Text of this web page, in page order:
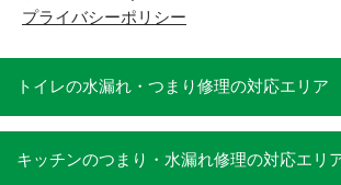
プライバシーポリシー
トイレの水漏れ・つまり修理の対応エリア
キッチンのつまり・水漏れ修理の対応エリ